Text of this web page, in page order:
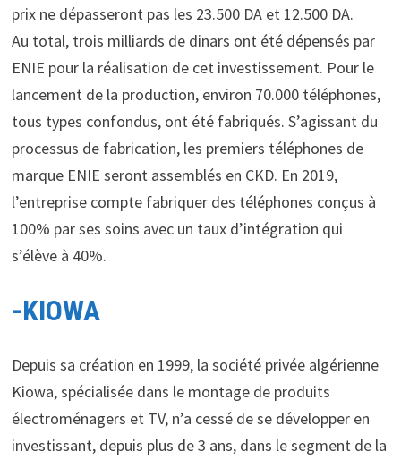
prix ne dépasseront pas les 23.500 DA et 12.500 DA.
Au total, trois milliards de dinars ont été dépensés par
ENIE pour la réalisation de cet investissement. Pour le
lancement de la production, environ 70.000 téléphones,
tous types confondus, ont été fabriqués. S’agissant du
processus de fabrication, les premiers téléphones de
marque ENIE seront assemblés en CKD. En 2019,
l’entreprise compte fabriquer des téléphones conçus à
100% par ses soins avec un taux d’intégration qui
s’élève à 40%.
-KIOWA
Depuis sa création en 1999, la société privée algérienne
Kiowa, spécialisée dans le montage de produits
électroménagers et TV, n’a cessé de se développer en
investissant, depuis plus de 3 ans, dans le segment de la